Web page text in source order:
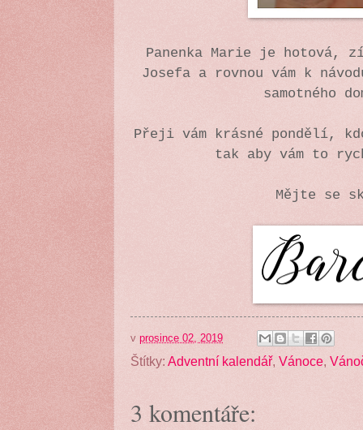
Panenka Marie je hotová,
Josefa a rovnou vám k
samotného
Přeji vám krásné pondělí,
tak aby vám to
Mějte se
v prosince 02, 2019
Štítky: Adventní kalendář, Vánoce,
3 komentáře: